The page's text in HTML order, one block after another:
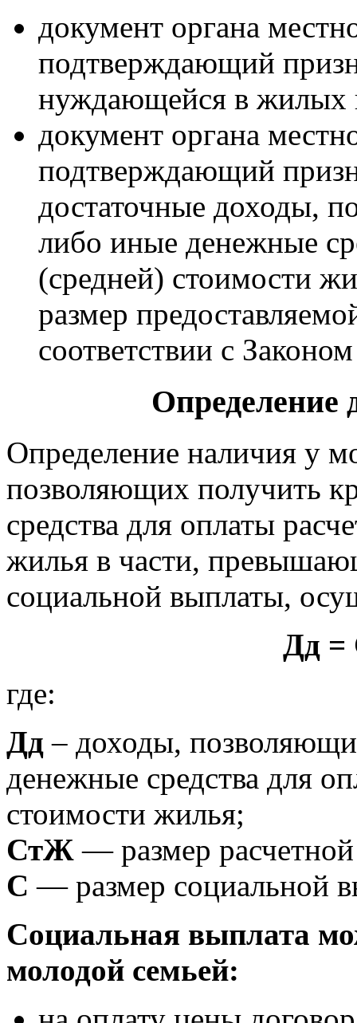
документ органа
подтверждающий
нуждающейся в жилых
документ органа
подтверждающий
достаточные доходы,
либо иные денежные
(средней) стоимости
размер
соответствии с
Определение
Определение наличия у
позволяющих получить
средства для оплаты
жилья в части,
социальной выплаты,
Дд
где:
Дд – доходы,
денежные средства для
стоимости жилья;
СтЖ — размер
С — размер социальной
Социальная выплата
молодой семьей: